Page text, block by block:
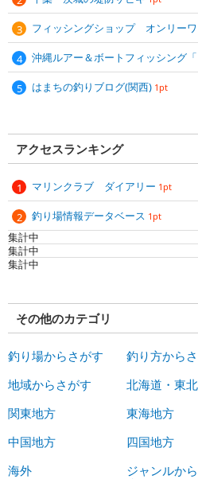
フィッシングショップ オンリー
沖縄ルアー＆ボートフィッシング
はまちの釣りブログ(関西) 1pt
アクセスランキング
マリンクラブ ダイアリー 1pt
釣り場情報データベース 1pt
集計中
集計中
集計中
その他のカテゴリ
釣り場からさがす 釣り方から
地域からさがす
北海道・東
関東地方
東海地方
中国地方
四国地方
海外
ジャンルか